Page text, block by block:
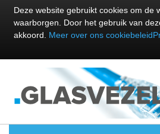
Deze website gebruikt cookies om de
waarborgen. Door het gebruik van
akkoord. Meer over ons cookiebeleid